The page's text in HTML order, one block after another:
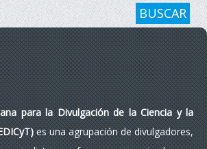
BUSCAR
para la Divulgación de la Ciencia y la
es una agrupación de divulgadores,